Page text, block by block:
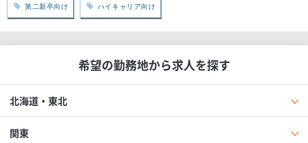
第二新卒向け ハイキャリア向け
希望の勤務地から求人を探す
北海道・東北
関東